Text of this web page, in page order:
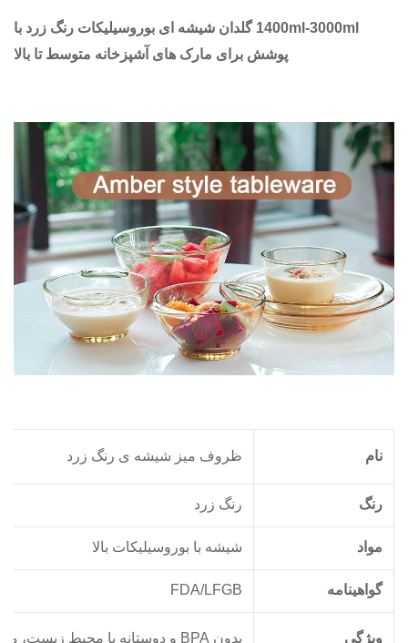
1400ml-3000ml گلدان شیشه ای بوروسیلیکات رنگ زرد با
پوشش برای مارک های آشپزخانه متوسط تا بالا
ظروف میز شیشه ی رنگ زرد
رنگ زرد
شیشه با بوروسیلیکات بالا
FDA/LFGB
بدون BPA و دوستانه با محیط زیست، مقاوم در برابر گرما، ماندگار، زیبا